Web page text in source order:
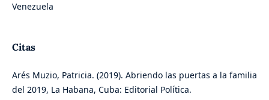
Venezuela
Citas
Arés Muzio, Patricia. (2019). Abriendo las puertas a la familia
del 2019, La Habana, Cuba: Editorial Política.